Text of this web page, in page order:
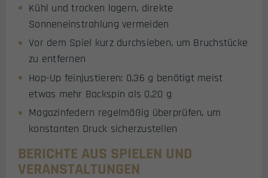
Kühl und trocken lagern, direkte
Sonneneinstrahlung vermeiden
Vor dem Spiel kurz durchsieben, um Bruchstücke
zu entfernen
Hop-Up feinjustieren: 0,36 g benötigt meist
etwas mehr Backspin als 0,20 g
Magazinfedern regelmäßig überprüfen, um
konstanten Druck sicherzustellen
BERICHTE AUS SPIELEN UND
VERANSTALTUNGEN